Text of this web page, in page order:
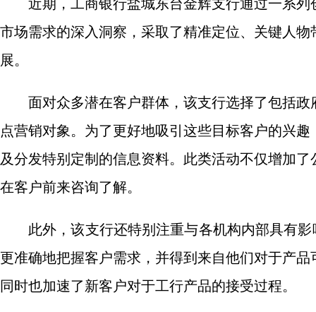
近期，工商银行盐城东台金辉支行通过一系
市场需求的深入洞察，采取了精准定位、关键人
展。
面对众多潜在客户群体，该支行选择了包括
点营销对象。为了更好地吸引这些目标客户的兴
及分发特别定制的信息资料。此类活动不仅增加
在客户前来咨询了解。
此外，该支行还特别注重与各机构内部具有
更准确地把握客户需求，并得到来自他们对于产
同时也加速了新客户对于工行产品的接受过程。